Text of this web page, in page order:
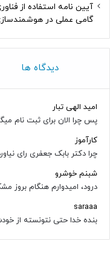
آیین نامه استفاده از
گامی عملی در
دیدگاه ها
امید الهی تبار
پس چرا الان برای ثبت نام
کارآموز
چرا دکتر بابک جعفری رای
شبنم خوشرو
درود، امیدوارم هنگام بروز
saraaa
بنده خدا حتی نتونسته از